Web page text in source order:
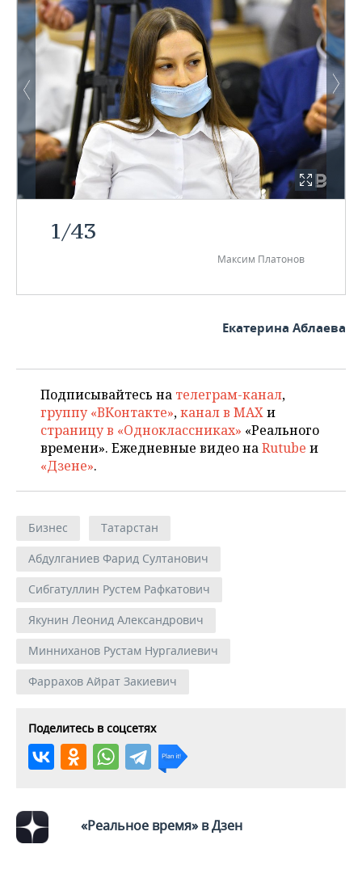
1/43
Максим Платонов
Екатерина Аблаева
Подписывайтесь на телеграм-канал,
группу «ВКонтакте»,канал в MAXи
страницу в «Одноклассниках» «Реального
времени». Ежедневные видео наRutube и
«Дзене».
Бизнес
Татарстан
Абдулганиев Фарид Султанович
Сибгатуллин Рустем Рафкатович
Якунин Леонид Александрович
Минниханов Рустам Нургалиевич
Фаррахов Айрат Закиевич
Поделитесь в соцсетях
«Реальное время» в Дзен